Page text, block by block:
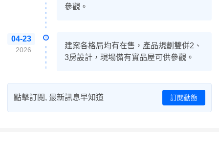
參觀。
04-23
2026
建案各格局均有在售，產品規劃雙併2、
3房設計，現場備有實品屋可供參觀。
點擊訂閱, 最新訊息早知道 訂閱動態